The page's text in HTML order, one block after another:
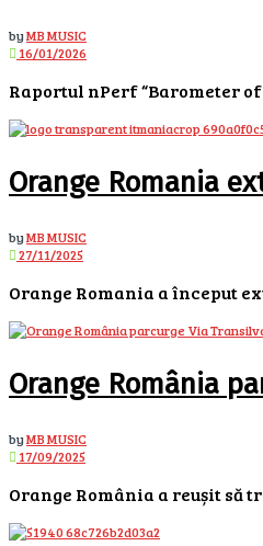
byMB MUSIC
16/01/2026
Raportul nPerf “Barometer
Orange Romania
byMB MUSIC
27/11/2025
Orange Romania a început
Orange România
byMB MUSIC
17/09/2025
Orange România a reușit